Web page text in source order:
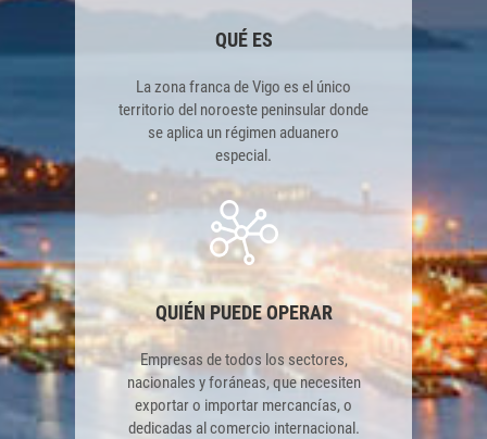
QUÉ ES
La zona franca de Vigo es el único
territorio del noroeste peninsular donde
se aplica un régimen aduanero
especial.
QUIÉN PUEDE OPERAR
Empresas de todos los sectores,
nacionales y foráneas, que necesiten
exportar o importar mercancías, o
dedicadas al comercio internacional.